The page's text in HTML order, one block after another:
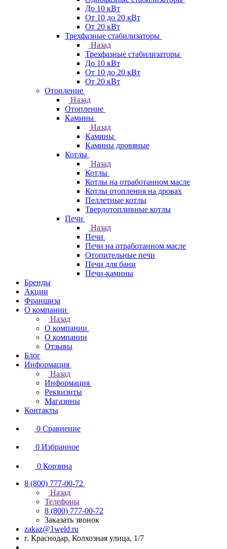
До 10 кВт
От 10 до 20 кВт
От 20 кВт
Трехфазные стабилизаторы
Назад
Трехфазные стабилизаторы
До 10 кВт
От 10 до 20 кВт
От 20 кВт
Отопление
Назад
Отопление
Камины
Назад
Камины
Камины дровяные
Котлы
Назад
Котлы
Котлы на отработанном масле
Котлы отопления на дровах
Пеллетные котлы
Твердотопливные котлы
Печи
Назад
Печи
Печи на отработанном масле
Отопительные печи
Печи для бани
Печи-камины
Бренды
Акции
Франшиза
О компании
Назад
О компании
О компании
Отзывы
Блог
Информация
Назад
Информация
Реквизиты
Магазины
Контакты
0 Сравнение
0 Избранное
0 Корзина
8 (800) 777-00-72
Назад
Телефоны
8 (800) 777-00-72
Заказать звонок
zakaz@1weld.ru
г. Краснодар, Колхозная улица, 1/7